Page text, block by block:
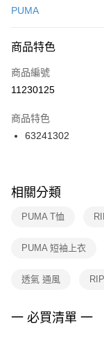
便利好安心！
３．安心：先確認商品
【「AFTEE先享後付」
１．於結帳方式選擇「
２．訂單成立數日內，
３．收到繳費通知簡訊
ATM／網路銀行／等多
※ 交易是否成功請以「
是否繳費成功／繳費後
客戶支援中心」
１．透過由恩沛科技
權轉讓予恩沛科技股份
３．未成年的使用者
「AFTEE先享後付」
運送方式
每筆NT$100，滿
宅配
每筆NT$100，滿
付款後門市自取
每筆NT$100，滿
PUMA
商品特色
商品編號
11230125
商品特色
63241302
相關分類
PUMA T恤
PUMA 短袖上衣
透氣 通風
一 必買清單 一